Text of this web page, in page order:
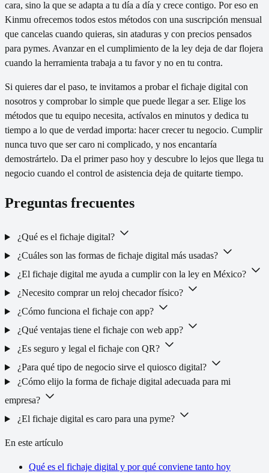
cara, sino la que se adapta a tu día a día y crece contigo. Por eso en
Kinmu ofrecemos todos estos métodos con una suscripción mensual
que cancelas cuando quieras, sin ataduras y con precios pensados
para pymes. Avanzar en el cumplimiento de la ley deja de dar flojera
cuando la herramienta trabaja a tu favor y no en tu contra.
Si quieres dar el paso, te invitamos a probar el fichaje digital con
nosotros y comprobar lo simple que puede llegar a ser. Elige los
métodos que tu equipo necesita, actívalos en minutos y dedica tu
tiempo a lo que de verdad importa: hacer crecer tu negocio. Cumplir
nunca tuvo que ser caro ni complicado, y nos encantaría
demostrártelo. Da el primer paso hoy y descubre lo lejos que llega tu
negocio cuando el control de asistencia deja de quitarte tiempo.
Preguntas frecuentes
¿Qué es el fichaje digital?
¿Cuáles son las formas de fichaje digital más usadas?
¿El fichaje digital me ayuda a cumplir con la ley en México?
¿Necesito comprar un reloj checador físico?
¿Cómo funciona el fichaje con app?
¿Qué ventajas tiene el fichaje con web app?
¿Es seguro y legal el fichaje con QR?
¿Para qué tipo de negocio sirve el quiosco digital?
¿Cómo elijo la forma de fichaje digital adecuada para mi
empresa?
¿El fichaje digital es caro para una pyme?
En este artículo
Qué es el fichaje digital y por qué conviene tanto hoy